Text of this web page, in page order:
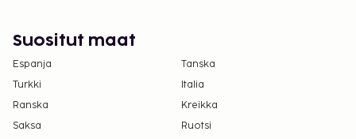
Myöhäinen uloskirjautuminen on saatavilla
lisämaksusta (saatavuuden mukaan)
Yllä oleva luettelo ei ehkä kata kaikkea. Maksut ja
Suositut maat
Espanja
Tanska
Turkki
Italia
Ranska
Kreikka
Saksa
Ruotsi